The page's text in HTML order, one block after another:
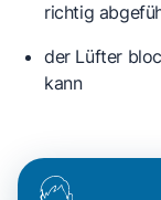
richtig
der Lüfter
kann